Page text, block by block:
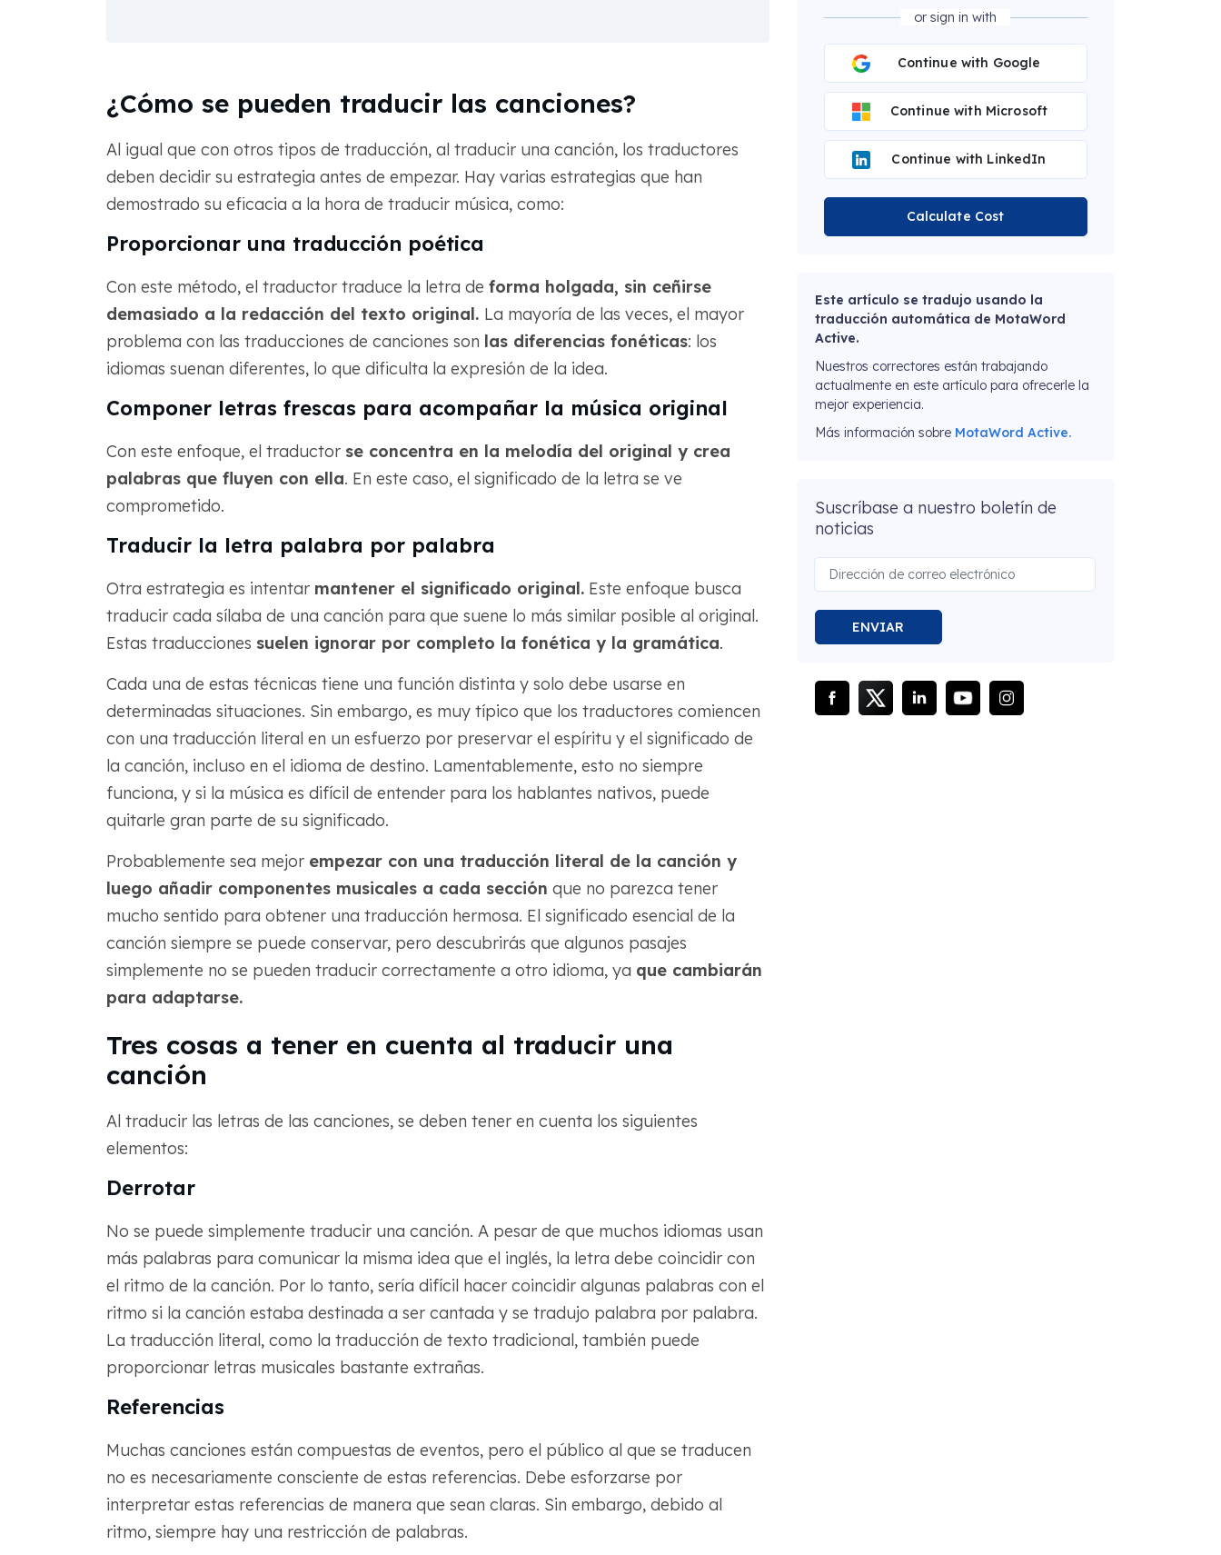
¿Cómo se pueden traducir las canciones?
Al igual que con otros tipos de traducción, al traducir una canción, los traductores
deben decidir su estrategia antes de empezar. Hay varias estrategias que han
demostrado su eficacia a la hora de traducir música, como:
Proporcionar una traducción poética
Con este método, el traductor traduce la letra de forma holgada, sin ceñirse
demasiado a la redacción del texto original. La mayoría de las veces, el mayor
problema con las traducciones de canciones son las diferencias fonéticas: los
idiomas suenan diferentes, lo que dificulta la expresión de la idea.
Componer letras frescas para acompañar la música original
Con este enfoque, el traductor se concentra en la melodía del original y crea
palabras que fluyen con ella. En este caso, el significado de la letra se ve
comprometido.
Traducir la letra palabra por palabra
Otra estrategia es intentar mantener el significado original.Este enfoque busca
traducir cada sílaba de una canción para que suene lo más similar posible al original.
Estas traducciones suelen ignorar por completo la fonética y la gramática.
Cada una de estas técnicas tiene una función distinta y solo debe usarse en
determinadas situaciones. Sin embargo, es muy típico que los traductores comiencen
con una traducción literal en un esfuerzo por preservar el espíritu y el significado de
la canción, incluso en el idioma de destino. Lamentablemente, esto no siempre
funciona, y si la música es difícil de entender para los hablantes nativos, puede
quitarle gran parte de su significado.
Probablemente sea mejor empezar con una traducción literal de la canción y
luego añadir componentes musicales a cada sección que no parezca tener
mucho sentido para obtener una traducción hermosa. El significado esencial de la
canción siempre se puede conservar, pero descubrirás que algunos pasajes
simplemente no se pueden traducir correctamente a otro idioma, ya que cambiarán
para adaptarse.
Tres cosas a tener en cuenta al traducir una
canción
Al traducir las letras de las canciones, se deben tener en cuenta los siguientes
elementos:
Derrotar
No se puede simplemente traducir una canción. A pesar de que muchos idiomas usan
más palabras para comunicar la misma idea que el inglés, la letra debe coincidir con
el ritmo de la canción. Por lo tanto, sería difícil hacer coincidir algunas palabras con el
ritmo si la canción estaba destinada a ser cantada y se tradujo palabra por palabra.
La traducción literal, como la traducción de texto tradicional, también puede
proporcionar letras musicales bastante extrañas.
Referencias
Muchas canciones están compuestas de eventos, pero el público al que se traducen
no es necesariamente consciente de estas referencias. Debe esforzarse por
interpretar estas referencias de manera que sean claras. Sin embargo, debido al
ritmo, siempre hay una restricción de palabras.
or sign in with
Continue with Google
Continue with Microsoft
Continue with LinkedIn
Calculate Cost
Este artículo se tradujo usando la
traducción automática de MotaWord
Active.
Nuestros correctores están trabajando
actualmente en este artículo para ofrecerle la
mejor experiencia.
Más información sobre MotaWord Active.
Suscríbase a nuestro boletín de
noticias
ENVIAR